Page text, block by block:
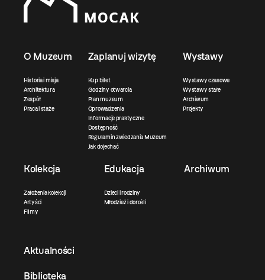
O Muzeum
Historia i misja
Architektura
Zespół
Praca i staże
Zaplanuj wizytę
Kup bilet
Godziny otwarcia
Plan muzeum
Oprowadzenia
Informacje praktyczne
Dostępność
Regulamin zwiedzania Muzeum
Jak dojechać
Wystawy
Wystawy czasowe
Wystawy stałe
Archiwum
Projekty
Kolekcja
Założenia kolekcji
Artyści
Filmy
Edukacja
Dzieci i rodziny
Młodzież i dorośli
Archiwum
Aktualności
Biblioteka